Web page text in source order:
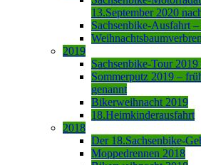
13.September 2020
Sachsenbike-Ausfahrt
2019
Sachsenbike-Tour
Sommerputz 2019 –
genannt
Bikerweihnacht 2019
18.Heimkinderausfahrt
2018
Der 18.Sachsenbike-
Moppedrennen 2018